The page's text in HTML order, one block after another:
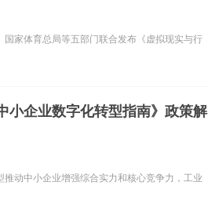
家体育总局等五部门联合发布《虚拟现实与行
企业数字化转型指南》政策解
动中小企业增强综合实力和核心竞争力，工业